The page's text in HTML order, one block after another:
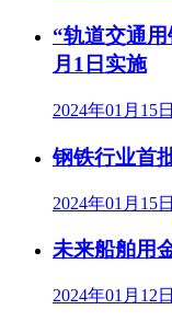
“轨道交通
月1日实施
2024年01月15日
钢铁行业首
2024年01月15日
未来船舶用
2024年01月12日